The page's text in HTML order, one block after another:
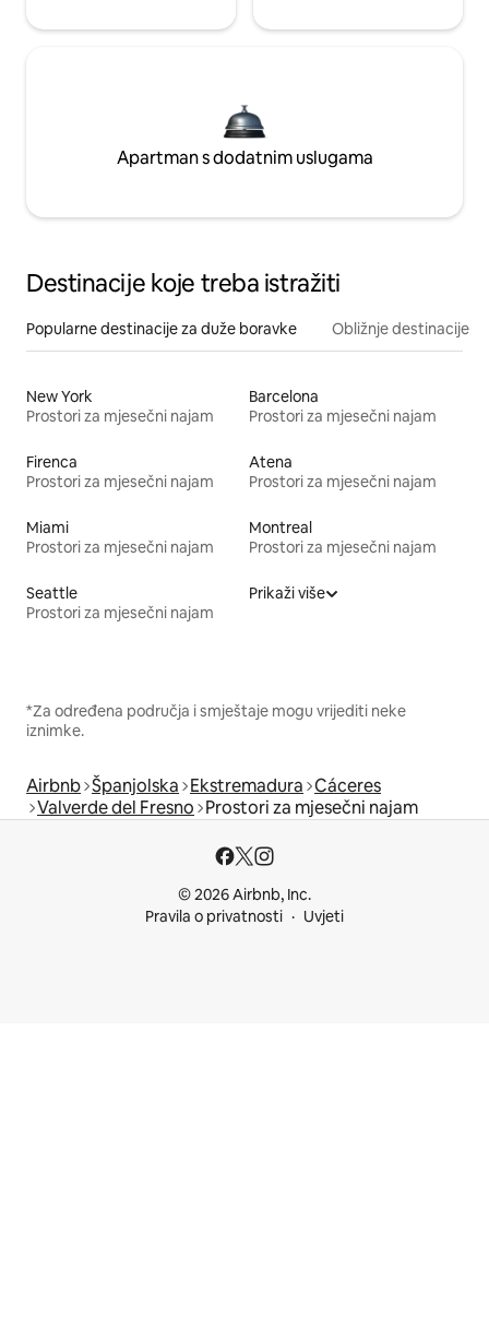
Apartman s dodatnim uslugama
Destinacije koje treba istražiti
Popularne destinacije za duže boravke Obližnje destinacije
New York
Prostori za mjesečni najam
Barcelona
Prostori za mjesečni najam
Firenca
Prostori za mjesečni najam
Atena
Prostori za mjesečni najam
Miami
Prostori za mjesečni najam
Montreal
Prostori za mjesečni najam
Seattle
Prostori za mjesečni najam
Prikaži više
*Za određena područja i smještaje mogu vrijediti neke
iznimke.
Airbnb Španjolska Ekstremadura Cáceres
Valverde del Fresno Prostori za mjesečni najam
© 2026 Airbnb, Inc.
Pravila o privatnosti
Uvjeti